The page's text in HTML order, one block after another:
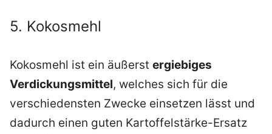
5. Kokosmehl
Kokosmehl ist ein äußerst ergiebiges
Verdickungsmittel, welches sich für die
verschiedensten Zwecke einsetzen lässt und
dadurch einen guten Kartoffelstärke-Ersatz